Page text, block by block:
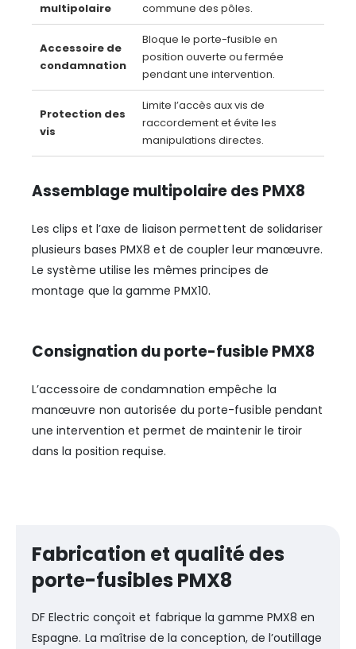
multipolaire
commune des pôles.
Accessoire de
condamnation
Bloque le porte-fusible en
position ouverte ou fermée
pendant une intervention.
Protection des
vis
Limite l’accès aux vis de
raccordement et évite les
manipulations directes.
Assemblage multipolaire des PMX8
Les clips et l’axe de liaison permettent de solidariser
plusieurs bases PMX8 et de coupler leur manœuvre.
Le système utilise les mêmes principes de
montage que la gamme PMX10.
Consignation du porte-fusible PMX8
L’accessoire de condamnation empêche la
manœuvre non autorisée du porte-fusible pendant
une intervention et permet de maintenir le tiroir
dans la position requise.
Fabrication et qualité des
porte-fusibles PMX8
DF Electric conçoit et fabrique la gamme PMX8 en
Espagne. La maîtrise de la conception, de l’outillage